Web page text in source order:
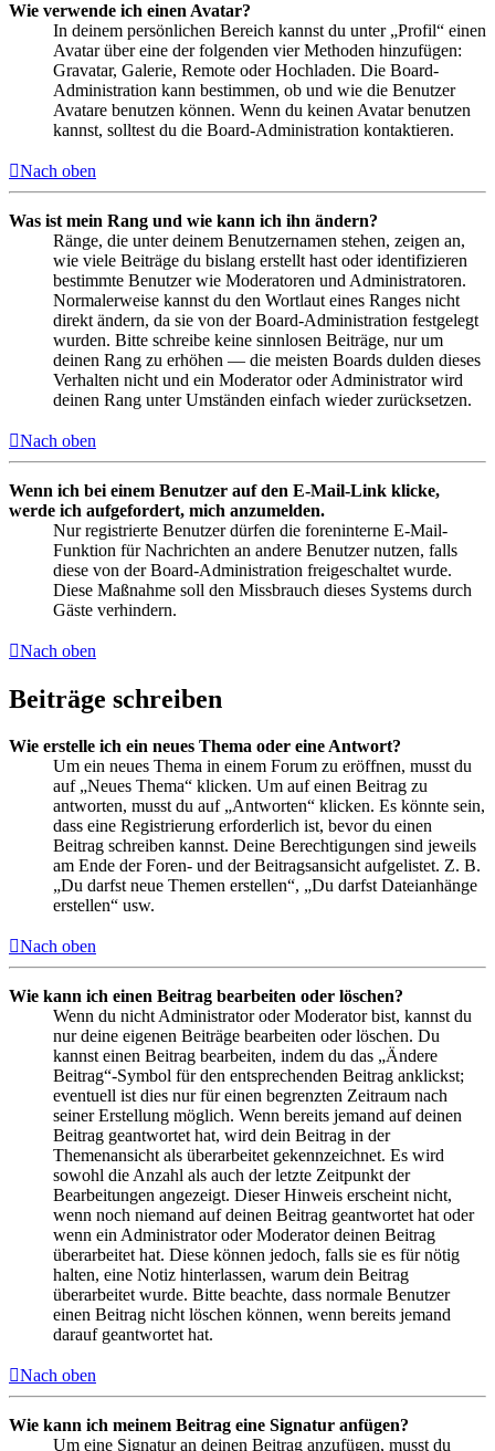
Wie verwende ich einen Avatar?
In deinem persönlichen Bereich kannst du unter „Profil“ einen
Avatar über eine der folgenden vier Methoden hinzufügen:
Gravatar, Galerie, Remote oder Hochladen. Die Board-
Administration kann bestimmen, ob und wie die Benutzer
Avatare benutzen können. Wenn du keinen Avatar benutzen
kannst, solltest du die Board-Administration kontaktieren.
Nach oben
Was ist mein Rang und wie kann ich ihn ändern?
Ränge, die unter deinem Benutzernamen stehen, zeigen an,
wie viele Beiträge du bislang erstellt hast oder identifizieren
bestimmte Benutzer wie Moderatoren und Administratoren.
Normalerweise kannst du den Wortlaut eines Ranges nicht
direkt ändern, da sie von der Board-Administration festgelegt
wurden. Bitte schreibe keine sinnlosen Beiträge, nur um
deinen Rang zu erhöhen — die meisten Boards dulden dieses
Verhalten nicht und ein Moderator oder Administrator wird
deinen Rang unter Umständen einfach wieder zurücksetzen.
Nach oben
Wenn ich bei einem Benutzer auf den E-Mail-Link klicke,
werde ich aufgefordert, mich anzumelden.
Nur registrierte Benutzer dürfen die foreninterne E-Mail-
Funktion für Nachrichten an andere Benutzer nutzen, falls
diese von der Board-Administration freigeschaltet wurde.
Diese Maßnahme soll den Missbrauch dieses Systems durch
Gäste verhindern.
Nach oben
Beiträge schreiben
Wie erstelle ich ein neues Thema oder eine Antwort?
Um ein neues Thema in einem Forum zu eröffnen, musst du
auf „Neues Thema“ klicken. Um auf einen Beitrag zu
antworten, musst du auf „Antworten“ klicken. Es könnte sein,
dass eine Registrierung erforderlich ist, bevor du einen
Beitrag schreiben kannst. Deine Berechtigungen sind jeweils
am Ende der Foren- und der Beitragsansicht aufgelistet. Z. B.
„Du darfst neue Themen erstellen“, „Du darfst Dateianhänge
erstellen“ usw.
Nach oben
Wie kann ich einen Beitrag bearbeiten oder löschen?
Wenn du nicht Administrator oder Moderator bist, kannst du
nur deine eigenen Beiträge bearbeiten oder löschen. Du
kannst einen Beitrag bearbeiten, indem du das „Ändere
Beitrag“-Symbol für den entsprechenden Beitrag anklickst;
eventuell ist dies nur für einen begrenzten Zeitraum nach
seiner Erstellung möglich. Wenn bereits jemand auf deinen
Beitrag geantwortet hat, wird dein Beitrag in der
Themenansicht als überarbeitet gekennzeichnet. Es wird
sowohl die Anzahl als auch der letzte Zeitpunkt der
Bearbeitungen angezeigt. Dieser Hinweis erscheint nicht,
wenn noch niemand auf deinen Beitrag geantwortet hat oder
wenn ein Administrator oder Moderator deinen Beitrag
überarbeitet hat. Diese können jedoch, falls sie es für nötig
halten, eine Notiz hinterlassen, warum dein Beitrag
überarbeitet wurde. Bitte beachte, dass normale Benutzer
einen Beitrag nicht löschen können, wenn bereits jemand
darauf geantwortet hat.
Nach oben
Wie kann ich meinem Beitrag eine Signatur anfügen?
Um eine Signatur an deinen Beitrag anzufügen, musst du